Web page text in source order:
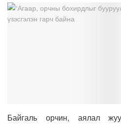
Байгаль орчин, аялал